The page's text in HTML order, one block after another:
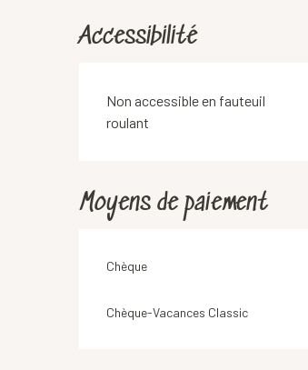
Accessibilité
Non accessible en fauteuil
roulant
Moyens de paiement
Chèque
Chèque-Vacances Classic